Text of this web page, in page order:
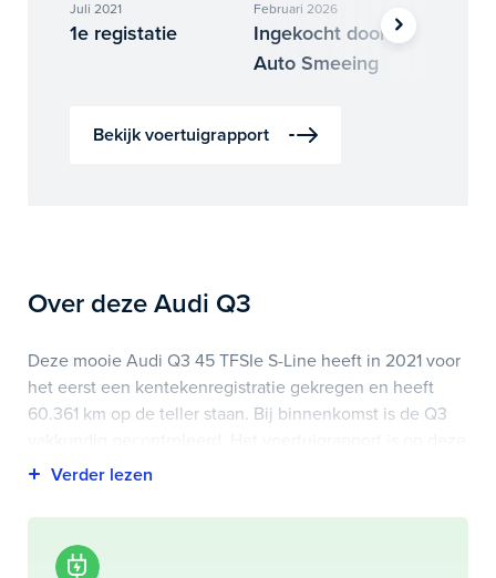
Juli 2021
1e registatie
Februari 2026
Ingekocht door
Auto Smeeing
Bekijk voertuigrapport
Over deze Audi Q3
Deze mooie Audi Q3 45 TFSIe S-Line heeft in 2021 voor
het eerst een kentekenregistratie gekregen en heeft
60.361 km op de teller staan. Bij binnenkomst is de Q3
pagina bij onderhoud en historie te downloaden.
Highlights van deze Audi zijn onder andere apple
carplay/android auto, electronic climate controle,